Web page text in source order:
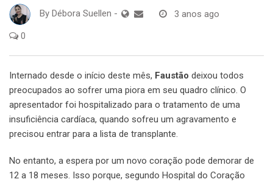
By Débora Suellen - 3 anos ago
0
Internado desde o início deste mês, Faustão deixou todos
preocupados ao sofrer uma piora em seu quadro clínico. O
apresentador foi hospitalizado para o tratamento de uma
insuficiência cardíaca, quando sofreu um agravamento e
precisou entrar para a lista de transplante.
No entanto, a espera por um novo coração pode demorar de
12 a 18 meses. Isso porque, segundo Hospital do Coração